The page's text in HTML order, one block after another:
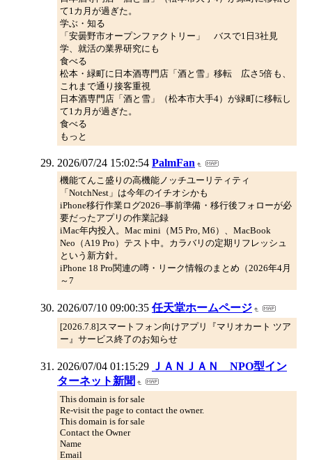
て1カ月が過ぎた。
学ぶ・知る
「安曇野市オープンファクトリー」 バスで1日3社見
学、就活の業界研究にも
食べる
松本・緑町に日本酒専門店「酒と雪」移転 広さ5倍も、
これまで通り接客重視
日本酒専門店「酒と雪」（松本市大手4）が緑町に移転し
て1カ月が過ぎた。
食べる
もっと
2026/07/24 15:02:54 PalmFan
機能てんこ盛りの高機能ノッチユーリティティ
「NotchNest」は今年のイチオシかも
iPhone移行作業ログ2026–事前準備・移行後フォローが必
要だったアプリの作業記録
iMac年内投入。Mac mini（M5 Pro, M6）、MacBook
Neo（A19 Pro）テスト中。カラバリの定期リフレッシュ
という新方針。
iPhone 18 Pro関連の噂・リーク情報のまとめ（2026年4月
～7
2026/07/10 09:00:35 任天堂ホームページ
[2026.7.8]スマートフォン向けアプリ『マリオカート ツア
ー』サービス終了のお知らせ
2026/07/04 01:15:29 ＪＡＮＪＡＮ NPO型イン
ターネット新聞
This domain is for sale
Re-visit the page to contact the owner.
This domain is for sale
Contact the Owner
Name
Email